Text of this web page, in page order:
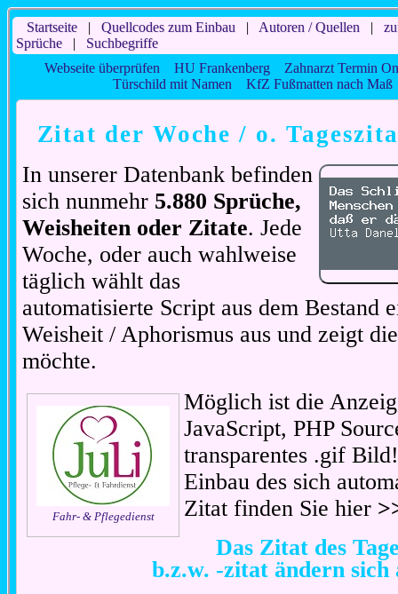
Startseite| Quellcodes zum Einbau | Autoren / Quellen |
Sprüche| Suchbegriffe
Webseite überprüfen
HU Frankenberg
Zahnarzt Termin
Türschild mit Namen
KfZ Fußmatten nach Maß
Zitat der Woche / o.
In unserer Datenbank befinden
sich nunmehr 5.880 Sprüche,
Weisheiten oder Zitate. Jede
Woche, oder auch wahlweise
täglich wählt das
automatisierte Script aus dem Bestand
Weisheit / Aphorismus aus und zeigt
möchte.
Fahr- & Pflegedienst
Möglich ist die
JavaScript, PHP
transparentes .gif
Einbau des sich
Zitat finden Sie hier
Das Zitat des
b.z.w. -zitat ändern sich